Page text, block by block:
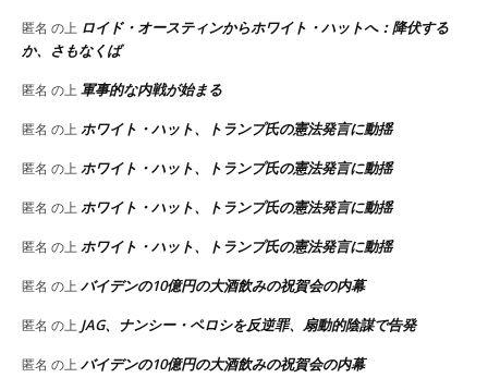
匿名 の上 ロイド・オースティンからホワイト・ハットへ：降伏する
か、さもなくば
匿名 の上軍事的な内戦が始まる
匿名 の上ホワイト・ハット、トランプ氏の憲法発言に動揺
匿名 の上ホワイト・ハット、トランプ氏の憲法発言に動揺
匿名 の上ホワイト・ハット、トランプ氏の憲法発言に動揺
匿名 の上ホワイト・ハット、トランプ氏の憲法発言に動揺
匿名 の上バイデンの10億円の大酒飲みの祝賀会の内幕
匿名 の上 JAG、ナンシー・ペロシを反逆罪、扇動的陰謀で告発
匿名 の上バイデンの10億円の大酒飲みの祝賀会の内幕